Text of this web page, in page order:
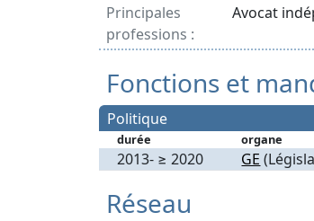
Principales
professions :
Avocat
Fonctions et
Politique
durée organe
2013- ≥ 2020 GE
Réseau